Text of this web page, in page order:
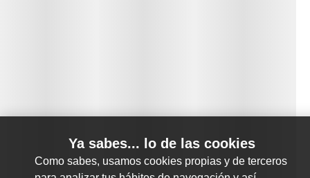
Ya sabes... lo de las cookies
Como sabes, usamos cookies propias y de terceros